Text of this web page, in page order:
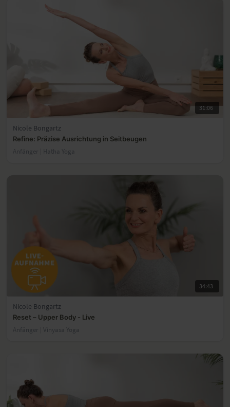
31:06
Nicole Bongartz
Refine: Präzise Ausrichtung in Seitbeugen
Anfänger | Hatha Yoga
34:43
Nicole Bongartz
Reset – Upper Body - Live
Anfänger | Vinyasa Yoga